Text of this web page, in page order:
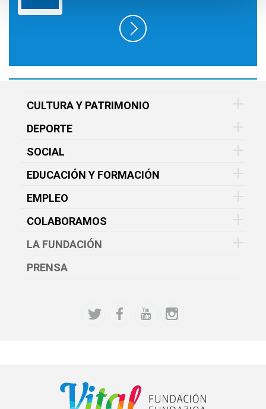
CULTURA Y PATRIMONIO
DEPORTE
SOCIAL
EDUCACIÓN Y FORMACIÓN
EMPLEO
COLABORAMOS
LA FUNDACIÓN
PRENSA